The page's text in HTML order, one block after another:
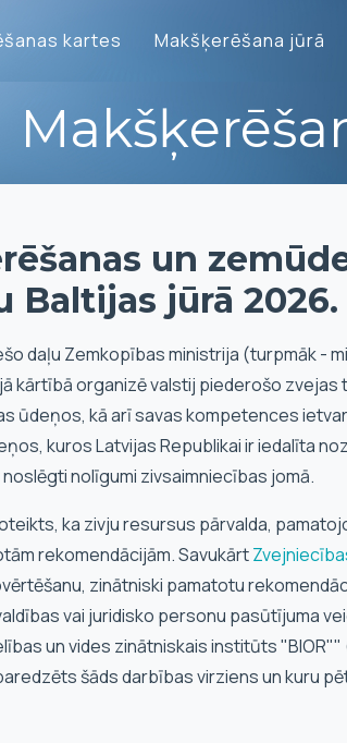
kartes Makšķerēšana jūrā
un
jūrā 2026.
daļu Zemkopības ministrija (turpmāk -
kārtībā organizē valstij piederošo zvejas
ūdeņos, kā arī savas kompetences
kuros Latvijas Republikai ir iedalīta
nolīgumi zivsaimniecības jomā.
ka zivju resursus pārvalda,
rekomendācijām. Savukārt
zinātniski pamatotu
vai juridisko personu pasūtījuma
un vides zinātniskais institūts
šāds darbības virziens un kuru